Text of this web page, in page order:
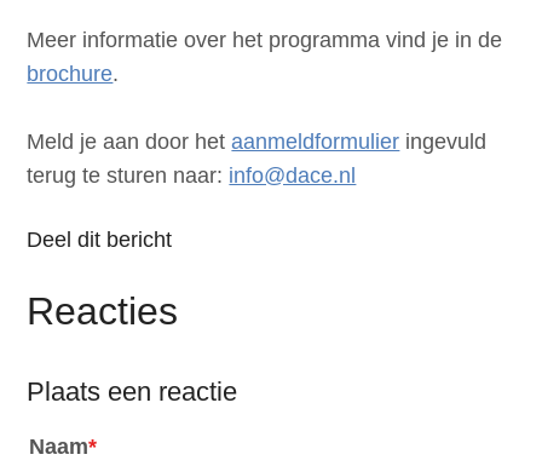
Meer informatie over het programma vind je in de
brochure.
Meld je aan door hetaanmeldformulier ingevuld
terug te sturen naar: info@dace.nl
Deel dit bericht
Reacties
Plaats een reactie
Naam*